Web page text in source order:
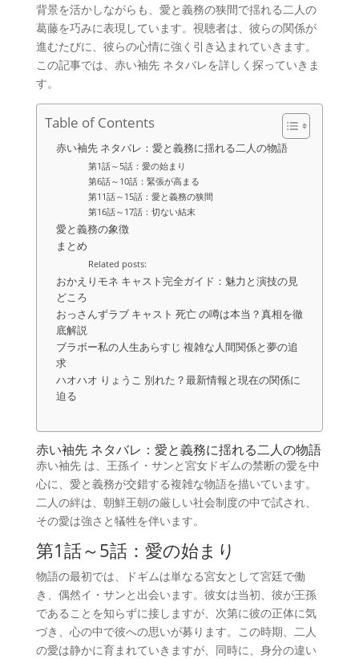
背景を活かしながらも、愛と義務の狭間で揺れる二人の
葛藤を巧みに表現しています。視聴者は、彼らの関係が
進むたびに、彼らの心情に強く引き込まれていきます。
この記事では、赤い袖先 ネタバレを詳しく探っていきま
す。
Table of Contents
赤い袖先 ネタバレ：愛と義務に揺れる二人の物語
第1話～5話：愛の始まり
第6話～10話：緊張が高まる
第11話～15話：愛と義務の狭間
第16話～17話：切ない結末
愛と義務の象徴
まとめ
Related posts:
おかえりモネ キャスト完全ガイド：魅力と演技の見
どころ
おっさんずラブ キャスト 死亡 の噂は本当？真相を徹
底解説
ブラボー私の人生あらすじ 複雑な人間関係と夢の追
求
ハオハオ りょうこ 別れた？最新情報と現在の関係に
迫る
赤い袖先 ネタバレ：愛と義務に揺れる二人の物語
赤い袖先 は、王孫イ・サンと宮女ドギムの禁断の愛を中
心に、愛と義務が交錯する複雑な物語を描いています。
二人の絆は、朝鮮王朝の厳しい社会制度の中で試され、
その愛は強さと犠牲を伴います。
第1話～5話：愛の始まり
物語の最初では、ドギムは単なる宮女として宮廷で働
き、偶然イ・サンと出会います。彼女は当初、彼が王孫
であることを知らずに接しますが、次第に彼の正体に気
づき、心の中で彼への思いが募ります。この時期、二人
の愛は静かに育まれていきますが、同時に、身分の違い